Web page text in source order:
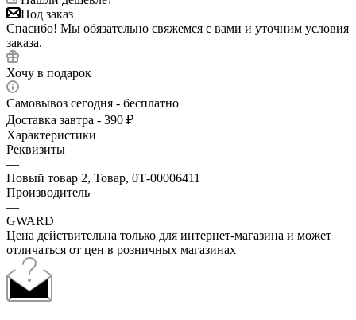
Под заказ
Спасибо! Мы обязательно свяжемся с вами и уточним условия
заказа.
Хочу в подарок
Самовывоз сегодня - бесплатно
Доставка завтра - 390 ₽
Характеристики
Реквизиты
—
Новый товар 2, Товар, 0Т-00006411
Производитель
—
GWARD
Цена действительна только для интернет-магазина и может
отличаться от цен в розничных магазинах